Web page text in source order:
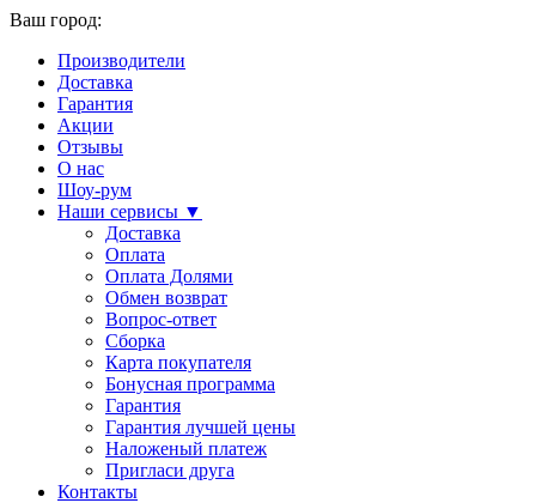
Ваш город:
Производители
Доставка
Гарантия
Акции
Отзывы
О нас
Шоу-рум
Наши сервисы ▼
Доставка
Оплата
Оплата Долями
Обмен возврат
Вопрос-ответ
Сборка
Карта покупателя
Бонусная программа
Гарантия
Гарантия лучшей цены
Наложеный платеж
Пригласи друга
Контакты